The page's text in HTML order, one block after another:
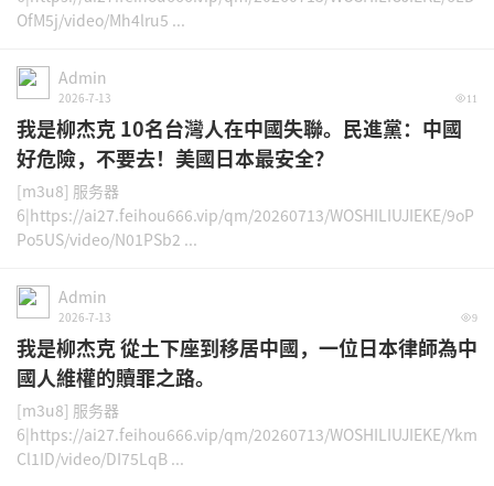
OfM5j/video/Mh4lru5 ...
Admin
2026-7-13 11
我是柳杰克 10名台灣人在中國失聯。民進黨：中國
好危險，不要去！美國日本最安全？
[m3u8] 服务器
6|https://ai27.feihou666.vip/qm/20260713/WOSHILIUJIEKE/9oP
Po5US/video/N01PSb2 ...
Admin
2026-7-13 9
我是柳杰克 從土下座到移居中國，一位日本律師為中
國人維權的贖罪之路。
[m3u8] 服务器
6|https://ai27.feihou666.vip/qm/20260713/WOSHILIUJIEKE/Ykm
Cl1ID/video/DI75LqB ...